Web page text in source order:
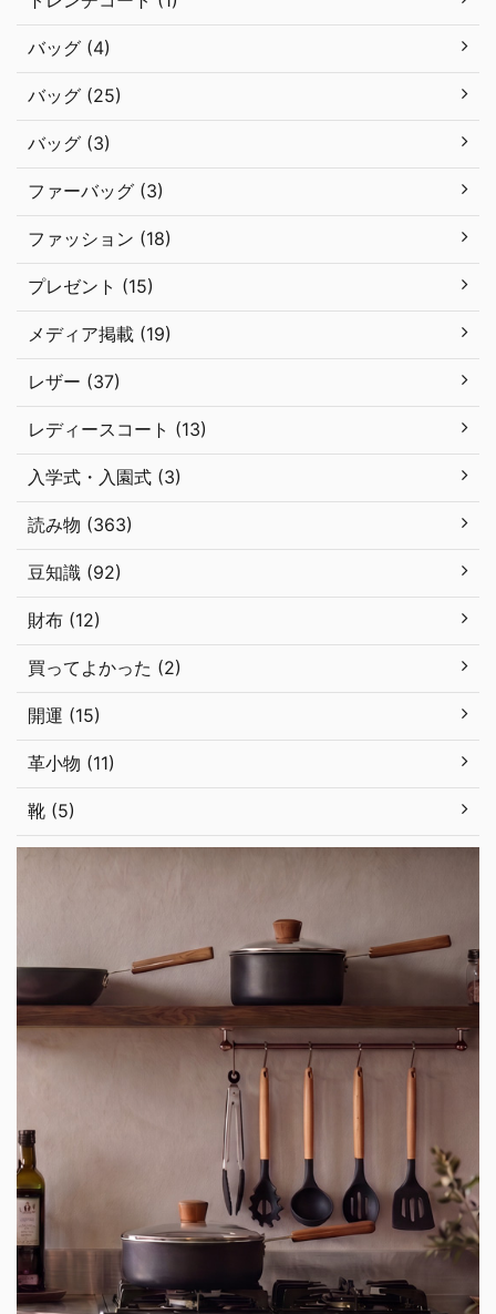
バッグ (4)
バッグ (25)
バッグ (3)
ファーバッグ (3)
ファッション (18)
プレゼント (15)
メディア掲載 (19)
レザー (37)
レディースコート (13)
入学式・入園式 (3)
読み物 (363)
豆知識 (92)
財布 (12)
買ってよかった (2)
開運 (15)
革小物 (11)
靴 (5)